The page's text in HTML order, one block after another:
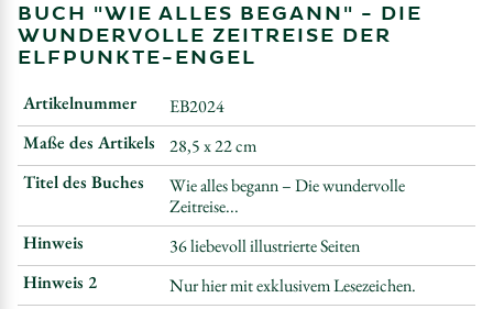
BUCH "WIE ALLES BEGANN" - DIE
WUNDERVOLLE ZEITREISE DER
ELFPUNKTE-ENGEL
Artikelnummer
EB2024
Maße des Artikels
28,5 x 22 cm
Titel des Buches
Wie alles begann – Die wundervolle
Zeitreise...
Hinweis
36 liebevoll illustrierte Seiten
Hinweis 2
Nur hier mit exklusivem Lesezeichen.